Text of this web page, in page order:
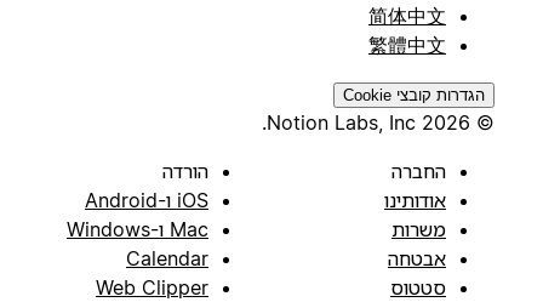
简体中文
繁體中文
הגדרות קובצי Cookie
החברה
אודותינו
משרות
אבטחה
סטטוס
הורדה
iOS ו-Android
Mac ו-Windows
Calendar
Web Clipper